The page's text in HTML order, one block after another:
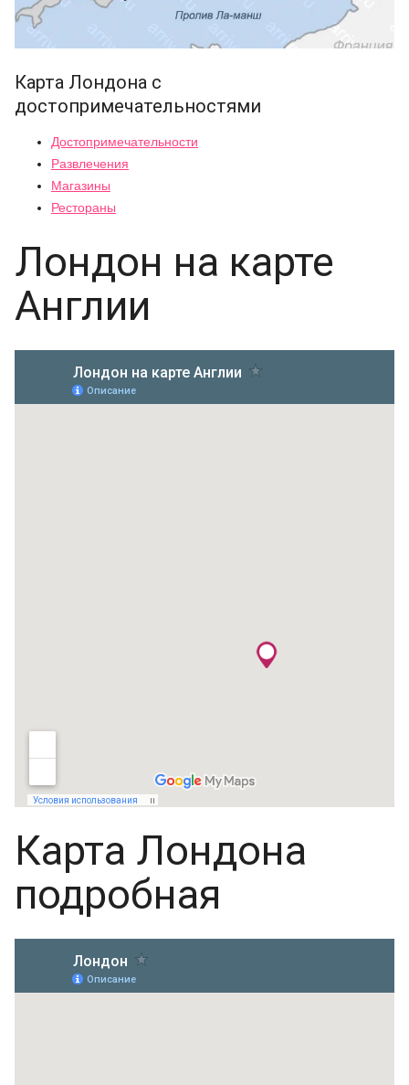
Карта Лондона с
достопримечательностями
Достопримечательности
Развлечения
Магазины
Рестораны
Лондон на карте
Англии
Карта Лондона
подробная